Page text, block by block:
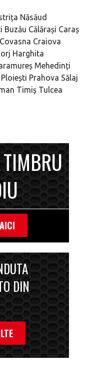
Năsăud
Buzău Călărași Caraș
Covasna Craiova
Harghita
Mehedinți
Ploiești Prahova Sălaj
Timiș Tulcea
DIN